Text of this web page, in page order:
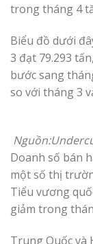
trong tháng 4
Biểu đồ dưới
3 đạt 79.293
bước sang
so với tháng 3
Doanh số bán
một số thị
Tiểu vương
giảm trong
Trung Quốc và